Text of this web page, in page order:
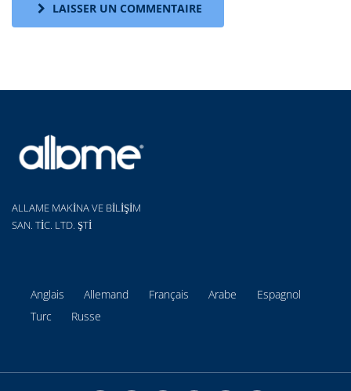
LAISSER UN COMMENTAIRE
ALLAME MAKİNA VE BİLİŞİM
SAN. TİC. LTD. ŞTİ
Anglais Allemand Français Arabe
Espagnol
Turc
Russe